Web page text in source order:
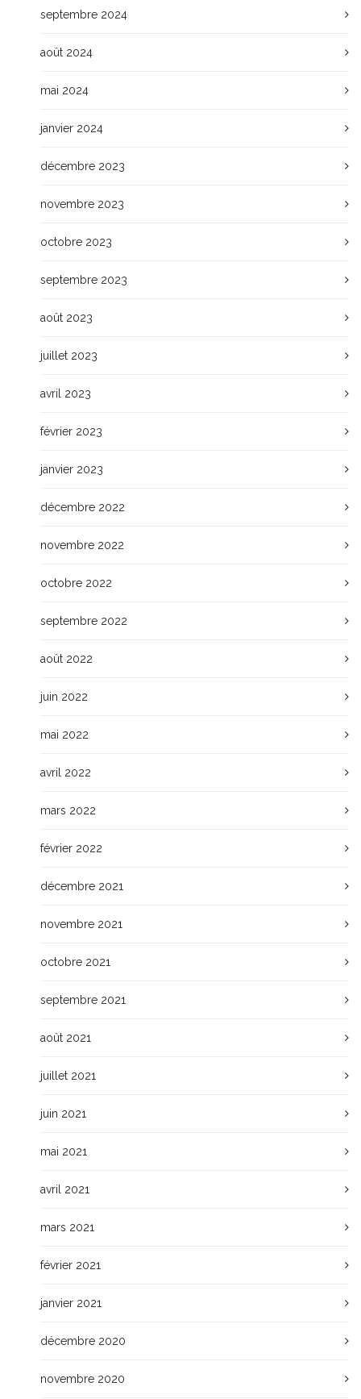
septembre 2024
août 2024
mai 2024
janvier 2024
décembre 2023
novembre 2023
octobre 2023
septembre 2023
août 2023
juillet 2023
avril 2023
février 2023
janvier 2023
décembre 2022
novembre 2022
octobre 2022
septembre 2022
août 2022
juin 2022
mai 2022
avril 2022
mars 2022
février 2022
décembre 2021
novembre 2021
octobre 2021
septembre 2021
août 2021
juillet 2021
juin 2021
mai 2021
avril 2021
mars 2021
février 2021
janvier 2021
décembre 2020
novembre 2020